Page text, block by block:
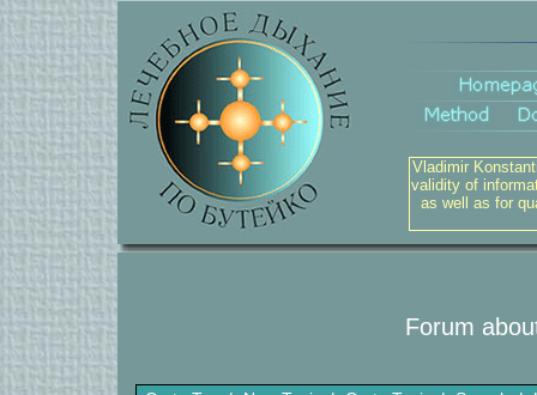
Vladimir
validity of
as well as for
Forum